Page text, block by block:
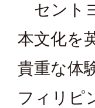
セント
本文化を
貴重な体
フィリピ